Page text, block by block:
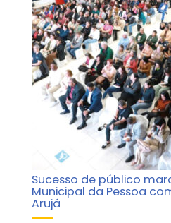
Sucesso de público
Municipal da Pessoa
Arujá